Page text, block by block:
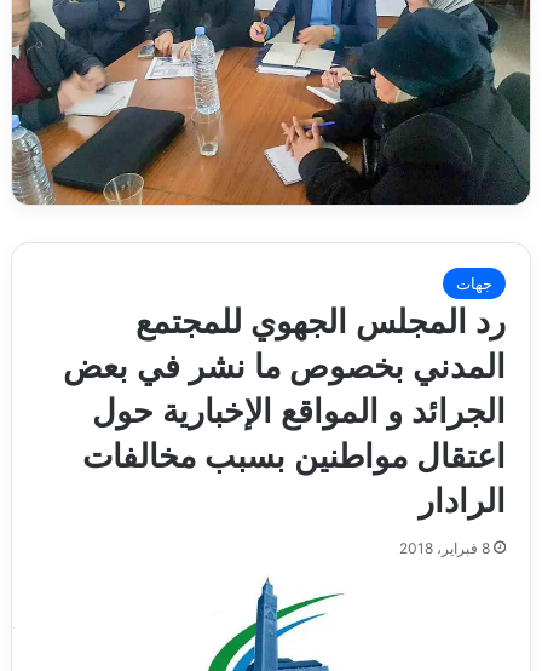
جهات
رد المجلس الجهوي للمجتمع
المدني بخصوص ما نشر في بعض
الجرائد و المواقع الإخبارية حول
اعتقال مواطنين بسبب مخالفات
الرادار
8 فبراير، 2018